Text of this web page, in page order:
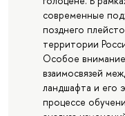
современные
позднего
территории
Особое
взаимосвязей
ландшафта и его
процессе